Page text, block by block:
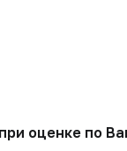
оценке по